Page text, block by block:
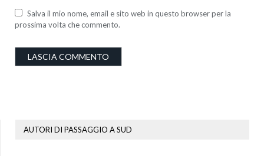
Salva il mio nome, email e sito web in questo browser per la
prossima volta che commento.
AUTORI DI PASSAGGIO A SUD